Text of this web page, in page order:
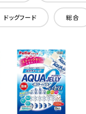
ドッグフード 総合